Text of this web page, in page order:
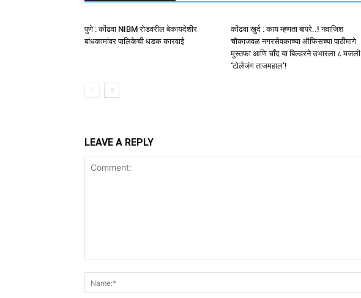
पुणे : कोंढवा NIBM रोडवरील बेकायदेशीर
बांधकामांवर पालिकेची धडक कारवाई
कोंढवा खुर्द : काय म्हणता बापरे..! नवाजिश
चौकाजवळ नगरसेवकाच्या ऑफिसच्या पाठीमागे
मुस्तफा आणि चॉंद या बिल्डरने उभारला ८ मजली
‘टोलेजंग ताजमहाल’!
LEAVE A REPLY